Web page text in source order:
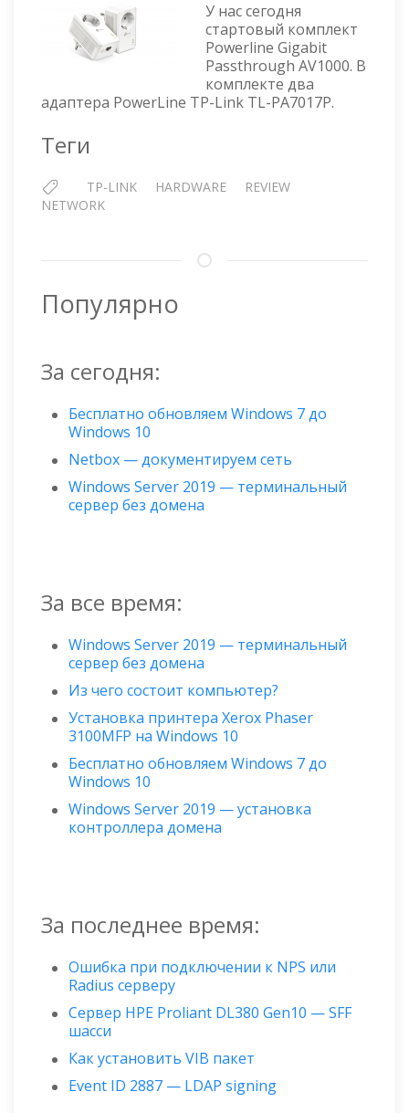
TP-
LINK
TL-
PA7017P
KIT
У нас сегодня
стартовый комплект
Powerline Gigabit
Passthrough AV1000. В
комплекте два
адаптера PowerLine TP-Link TL-PA7017P.
Теги
TP-LINK HARDWARE
REVIEW
NETWORK
Популярно
За сегодня:
Бесплатно обновляем Windows 7 до
Windows 10
Netbox — документируем сеть
Windows Server 2019 — терминальный
сервер без домена
За все время:
Windows Server 2019 — терминальный
сервер без домена
Из чего состоит компьютер?
Установка принтера Xerox Phaser
3100MFP на Windows 10
Бесплатно обновляем Windows 7 до
Windows 10
Windows Server 2019 — установка
контроллера домена
За последнее время:
Ошибка при подключении к NPS или
Radius серверу
Сервер HPE Proliant DL380 Gen10 — SFF
шасси
Как установить VIB пакет
Event ID 2887 — LDAP signing